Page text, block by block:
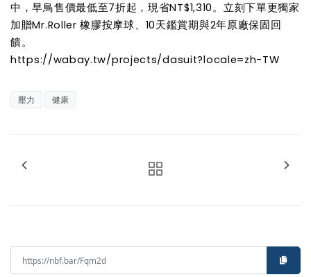
中，早鳥售價最低至7折起，現省NT$1,310。立刻下單更獨家
加贈Mr.Roller 橡膠按摩球、10天鑑賞期與2年原廠保固回
饋。
https://wabay.tw/projects/dasuit?locale=zh-TW
壓力 健康